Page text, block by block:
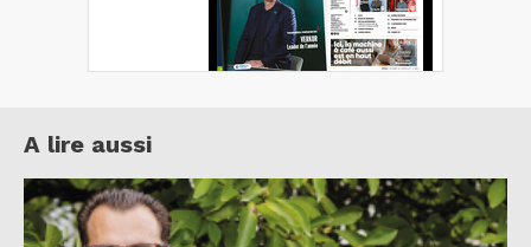
A lire aussi